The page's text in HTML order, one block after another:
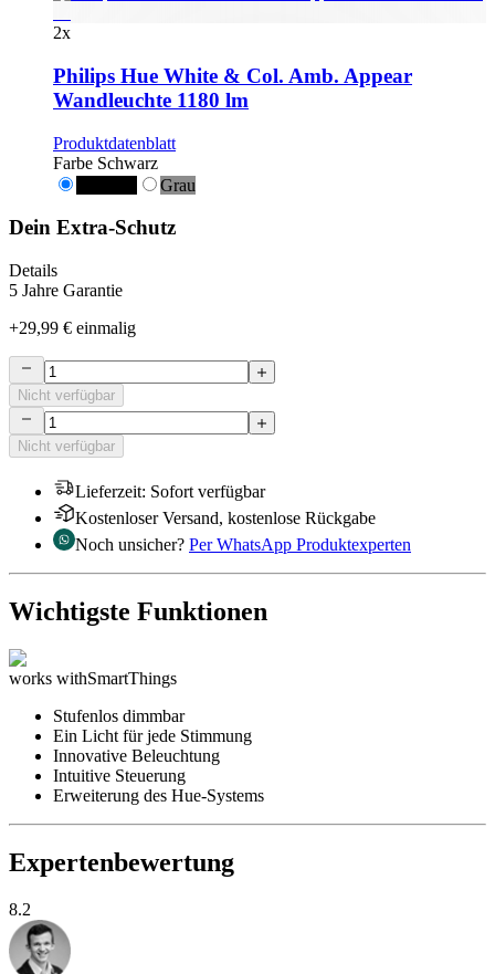
2x
Philips Hue White & Col. Amb. Appear
Wandleuchte 1180 lm
Produktdatenblatt
Farbe Schwarz
Grau
Dein Extra-Schutz
Details
5 Jahre Garantie
+29,99 € einmalig
Nicht verfügbar
Nicht verfügbar
Lieferzeit: Sofort verfügbar
Kostenloser Versand, kostenlose Rückgabe
Noch unsicher? Per WhatsApp Produktexperten
Wichtigste Funktionen
works withSmartThings
Stufenlos dimmbar
Ein Licht für jede Stimmung
Innovative Beleuchtung
Intuitive Steuerung
Erweiterung des Hue-Systems
Expertenbewertung
8.2